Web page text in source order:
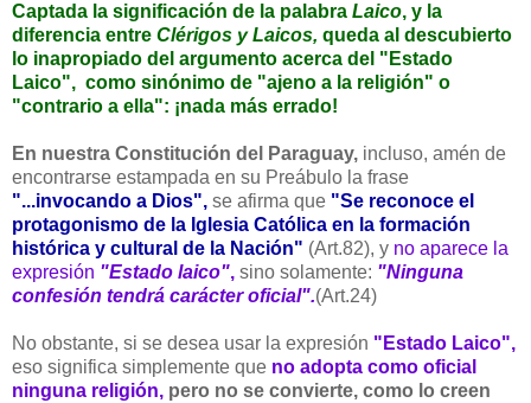
Captada la significación de la palabra Laico, y la
diferencia entre Clérigos y Laicos, queda al descubierto
lo inapropiado del argumento acerca del "Estado
Laico", como sinónimo de "ajeno a la religión" o
"contrario a ella": ¡nada más errado!
En nuestra Constitución del Paraguay, incluso, amén de
encontrarse estampada en su Preábulo la frase
"...invocando a Dios", se afirma que "Se reconoce el
protagonismo de la Iglesia Católica en la formación
histórica y cultural de la Nación" (Art.82), y no aparece la
expresión "Estado laico", sino solamente: "Ninguna
confesión tendrá carácter oficial".(Art.24)
No obstante, si se desea usar la expresión "Estado Laico",
eso significa simplemente que no adopta como oficial
ninguna religión, pero no se convierte, como lo creen